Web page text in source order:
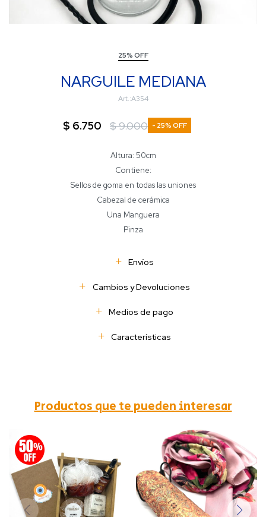
25% OFF
NARGUILE MEDIANA
A354
$ 6.750 $9.000 25
Altura: 50cm
Contiene:
Sellos de goma en todas las uniones
Cabezal de cerámica
Una Manguera
Pinza
Envíos
Cambios y Devoluciones
Medios de pago
Características
Productos que te pueden interesar